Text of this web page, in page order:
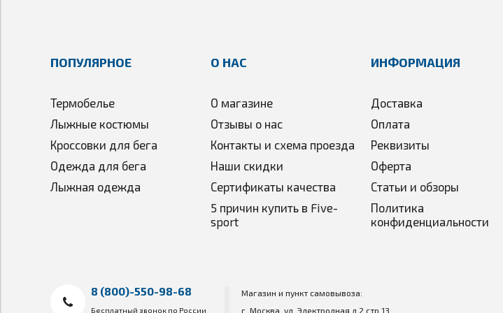
ПОПУЛЯРНОЕ
Термобелье
Лыжные костюмы
Кроссовки для бега
Одежда для бега
Лыжная одежда
О НАС
О магазине
Отзывы о нас
Контакты и схема проезда
Наши скидки
Сертификаты качества
5 причин купить в Five-
sport
ИНФОРМАЦИЯ
Доставка
Оплата
Реквизиты
Оферта
Статьи и обзоры
Политика
конфиденциальности
8 (800)-550-98-68
Бесплатный звонок по России
Магазин и пункт самовывоза:
г. Москва, ул. Электродная д.2 стр 13